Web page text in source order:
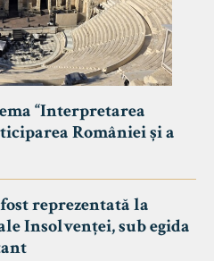
“Interpretarea
României și a
reprezentată la
Insolvenței, sub egida